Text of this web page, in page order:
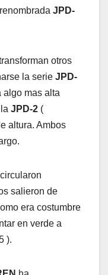
JPD-
otros
la serie JPD-
algo mas alta
JPD-2 (
altura. Ambos
salieron de
era costumbre
en verde a
).